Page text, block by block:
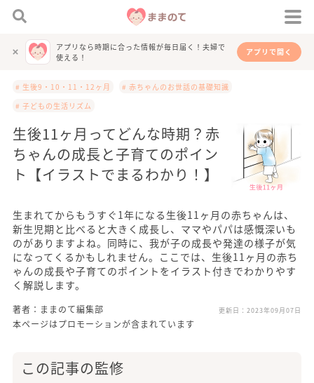
アプリなら時期に合った情報が毎日届く！夫婦で
使える！
アプリで開く
# 生後9・10・11・12ヶ月
# 赤ちゃんのお世話の基礎知識
# 子どもの生活リズム
生後11ヶ月ってどんな時期？赤
ちゃんの成長と子育てのポイン
ト【イラストでまるわかり！】
生まれてからもうすぐ1年になる生後11ヶ月の赤ちゃんは、
新生児期と比べると大きく成長し、ママやパパは感慨深いも
のがありますよね。同時に、我が子の成長や発達の様子が気
になってくるかもしれません。ここでは、生後11ヶ月の赤ち
ゃんの成長や子育てのポイントをイラスト付きでわかりやす
く解説します。
著者：ままのて編集部 更新日： 2023年09月07日
本ページはプロモーションが含まれています
この記事の監修